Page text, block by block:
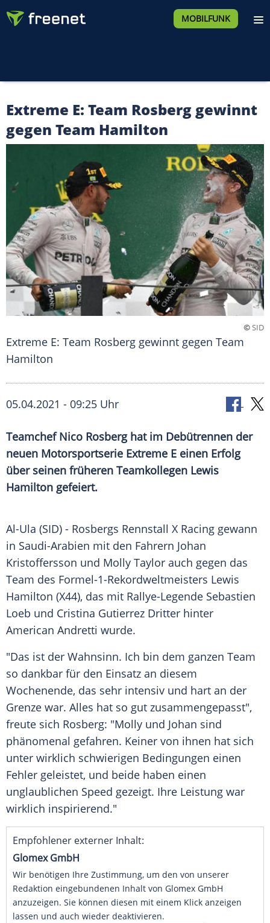
MOBILFUNK
Extreme E: Team Rosberg gewinnt
gegen Team Hamilton
©SID
Extreme E: Team Rosberg gewinnt gegen Team
Hamilton
05.04.2021 - 09:25 Uhr
TeamchefNico Rosberghat im Debütrennen der
neuen Motorsportserie Extreme E einen Erfolg
über seinen früheren Teamkollegen Lewis
Hamilton gefeiert.
Al-Ula (SID) - Rosbergs Rennstall X Racing gewann
in Saudi-Arabien mit den Fahrern Johan
Kristoffersson und Molly Taylor auch gegen das
Team des Formel-1-Rekordweltmeisters Lewis
Hamilton (X44), das mit Rallye-Legende Sebastien
Loeb und Cristina Gutierrez Dritter hinter
American Andretti wurde.
"Das ist der Wahnsinn. Ich bin dem ganzen Team
so dankbar für den Einsatz an diesem
Wochenende, das sehr intensiv und hart an der
Grenze war. Alles hat so gut zusammengepasst",
freute sich Rosberg: "Molly und Johan sind
phänomenal gefahren. Keiner von ihnen hat sich
unter wirklich schwierigen Bedingungen einen
Fehler geleistet, und beide haben einen
unglaublichen Speed gezeigt. Ihre Leistung war
wirklich inspirierend."
Empfohlener externer Inhalt:
Glomex GmbH
Wir benötigen Ihre Zustimmung, um den von unserer
Redaktion eingebundenen Inhalt von Glomex GmbH
anzuzeigen. Sie können diesen mit einem Klick anzeigen
lassen und auch wieder deaktivieren.